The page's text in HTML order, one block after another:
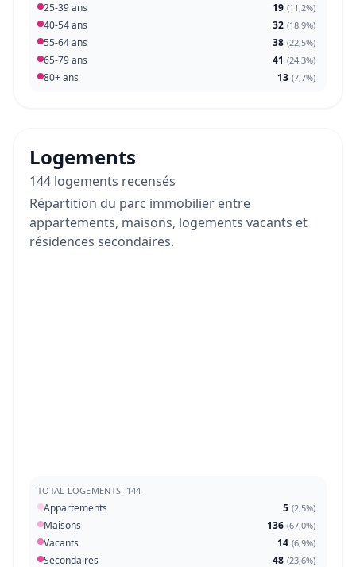
25-39 ans 19 (11,2%)
40-54 ans 32 (18,9%)
55-64 ans 38 (22,5%)
65-79 ans 41 (24,3%)
80+ ans 13 (7,7%)
Logements
144 logements recensés
Répartition du parc immobilier entre
appartements, maisons, logements vacants et
résidences secondaires.
TOTAL LOGEMENTS: 144
Appartements 5 (2,5%)
Maisons 136 (67,0%)
Vacants 14 (6,9%)
Secondaires 48 (23,6%)